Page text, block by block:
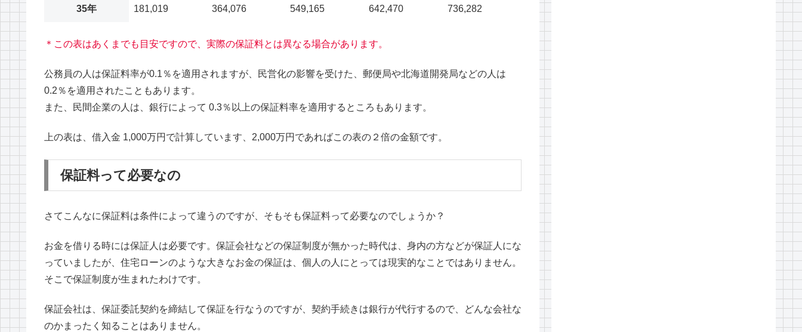
35年 181,019 364,076 549,165 642,470 736,282
＊この表はあくまでも目安ですので、実際の保証料とは異なる場合があります。
公務員の人は保証料率が0.1％を適用されますが、民営化の影響を受けた、郵便局や北海道開発局などの人は
0.2％を適用されたこともあります。
また、民間企業の人は、銀行によって 0.3％以上の保証料率を適用するところもあります。
上の表は、借入金 1,000万円で計算しています、2,000万円であればこの表の２倍の金額です。
保証料って必要なの
さてこんなに保証料は条件によって違うのですが、そもそも保証料って必要なのでしょうか？
お金を借りる時には保証人は必要です。保証会社などの保証制度が無かった時代は、身内の方などが保証人にな
っていましたが、住宅ローンのような大きなお金の保証は、個人の人にとっては現実的なことではありません。
そこで保証制度が生まれたわけです。
保証会社は、保証委託契約を締結して保証を行なうのですが、契約手続きは銀行が代行するので、どんな会社な
のかまったく知ることはありません。